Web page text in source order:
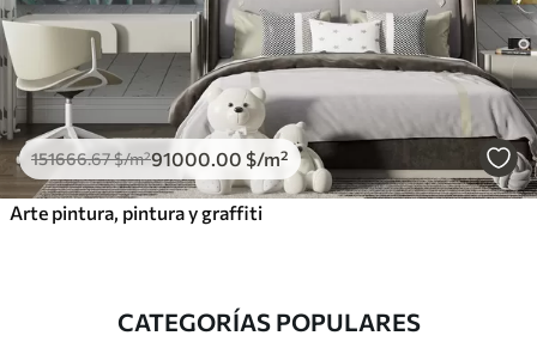
151666.67$/m²91000 .00 $/m²
Arte pintura, pintura y graffiti
CATEGORÍAS POPULARES